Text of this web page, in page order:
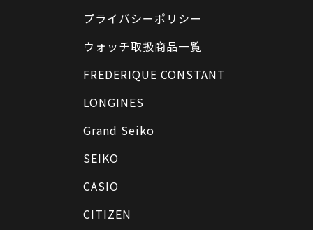
プライバシーポリシー
ウォッチ取扱商品一覧
FREDERIQUE CONSTANT
LONGINES
Grand Seiko
SEIKO
CASIO
CITIZEN